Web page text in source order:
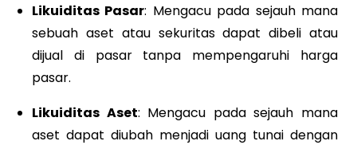
Likuiditas Pasar: Mengacu pada sejauh mana
sebuah aset atau sekuritas dapat dibeli atau
dijual di pasar tanpa mempengaruhi harga
pasar.
Likuiditas Aset: Mengacu pada sejauh mana
aset dapat diubah menjadi uang tunai dengan